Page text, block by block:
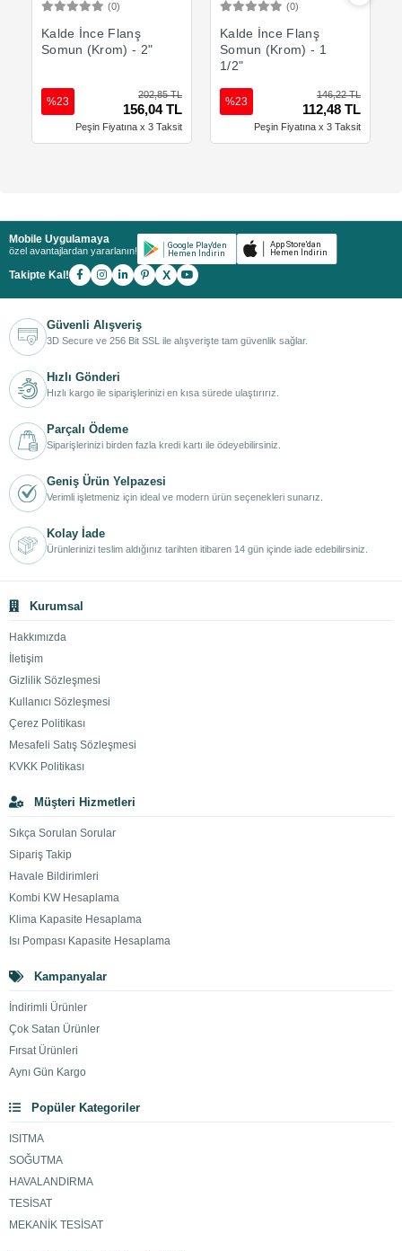
(0)
Kalde İnce Flanş
Somun (Krom) - 2"
202,85 TL
156,04 TL
%23
Peşin Fiyatına x 3 Taksit
(0)
Kalde İnce Flanş
Somun (Krom) - 1
1/2"
146,22 TL
112,48 TL
%23
Peşin Fiyatına x 3 Taksit
Mobile Uygulamaya
özel avantajlardan yararlanın!
Takipte Kal! X
Güvenli Alışveriş
3D Secure ve 256 Bit SSL ile alışverişte tam güvenlik sağlar.
Hızlı Gönderi
Hızlı kargo ile siparişlerinizi en kısa sürede ulaştırırız.
Parçalı Ödeme
Siparişlerinizi birden fazla kredi kartı ile ödeyebilirsiniz.
Geniş Ürün Yelpazesi
Verimli işletmeniz için ideal ve modern ürün seçenekleri sunarız.
Kolay İade
Ürünlerinizi teslim aldığınız tarihten itibaren 14 gün içinde iade edebilirsiniz.
Kurumsal
Hakkımızda
İletişim
Gizlilik Sözleşmesi
Kullanıcı Sözleşmesi
Çerez Politikası
Mesafeli Satış Sözleşmesi
KVKK Politikası
Müşteri Hizmetleri
Sıkça Sorulan Sorular
Sipariş Takip
Havale Bildirimleri
Kombi KW Hesaplama
Klima Kapasite Hesaplama
Isı Pompası Kapasite Hesaplama
Kampanyalar
İndirimli Ürünler
Çok Satan Ürünler
Fırsat Ürünleri
Aynı Gün Kargo
Popüler Kategoriler
ISITMA
SOĞUTMA
HAVALANDIRMA
TESİSAT
MEKANİK TESİSAT